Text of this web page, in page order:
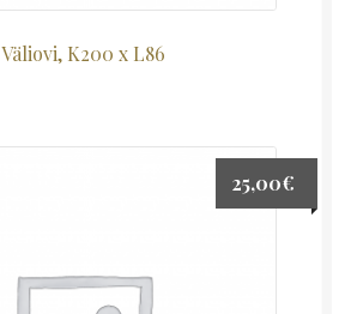
Väliovi, K200 x L86
25,00€